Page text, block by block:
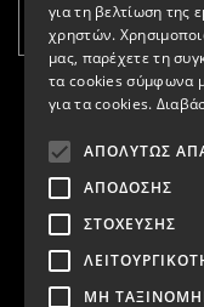
Copyright
για τη βελτίωση της
χρηστών.
μας, παρέχετε τη
τα cookies σύμφωνα
για τα cookies.
ΑΠΟΛΎΤΩΣ
ΑΠΌΔΟΣΗΣ
ΣΤΌΧΕΥΣΗΣ
ΜΗ